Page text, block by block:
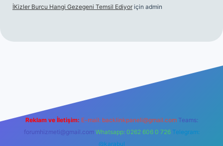
İKizler Burcu Hangi Gezegeni Temsil Ediyor için admin
Reklam ve İletişim: E-mail: backlinkpaneli@gmail.com Teams:
forumhizmeti@gmail.com Whatsapp: 0262 606 0 726 Telegram:
@karabul